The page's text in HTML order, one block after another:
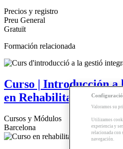
Precios y registro
Preu General
Gratuït
Formación relacionada
Curso | Introducción
en Rehabilitación
Cursos y Módulos
Barcelona
Valoramos su
Utilizamos
experiencia y
relacionada con
navegación.